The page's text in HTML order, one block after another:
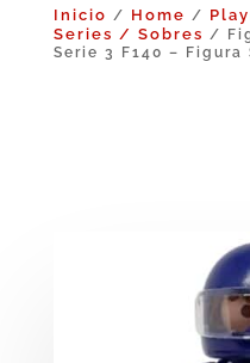
Inicio / Home /
Series / Sobres /
Serie 3 F140 –